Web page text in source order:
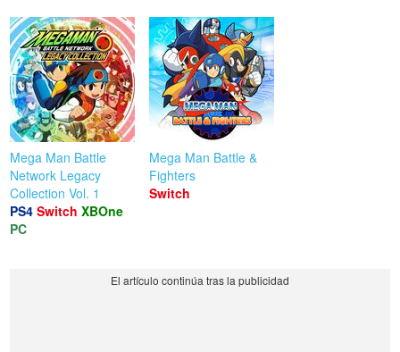
Mega Man Battle
Network Legacy
Collection Vol. 1
PS4 Switch XBOne
PC
Mega Man Battle &
Fighters
Switch